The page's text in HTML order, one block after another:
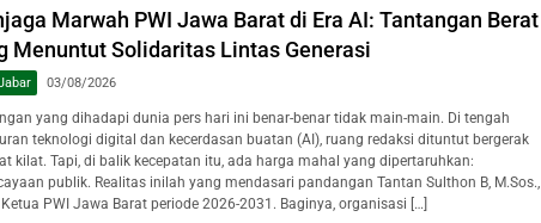
Marwah PWI Jawa Barat di Era AI: Tantangan Berat
Menuntut Solidaritas Lintas Generasi
03/08/2026
yang dihadapi dunia pers hari ini benar-benar tidak main-main. Di tengah
teknologi digital dan kecerdasan buatan (AI), ruang redaksi dituntut bergerak
kilat. Tapi, di balik kecepatan itu, ada harga mahal yang dipertaruhkan:
publik. Realitas inilah yang mendasari pandangan Tantan Sulthon B, M.Sos.,
PWI Jawa Barat periode 2026-2031. Baginya, organisasi […]